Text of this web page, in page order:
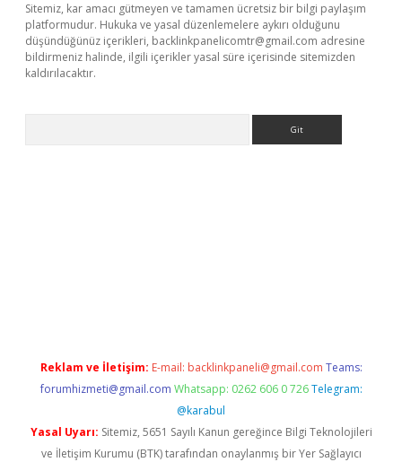
Sitemiz, kar amacı gütmeyen ve tamamen ücretsiz bir bilgi paylaşım
platformudur. Hukuka ve yasal düzenlemelere aykırı olduğunu
düşündüğünüz içerikleri, backlinkpanelicomtr@gmail.com adresine
bildirmeniz halinde, ilgili içerikler yasal süre içerisinde sitemizden
kaldırılacaktır.
Reklam ve İletişim: E-mail: backlinkpaneli@gmail.com Teams:
forumhizmeti@gmail.com Whatsapp: 0262 606 0 726 Telegram:
@karabul
Yasal Uyarı: Sitemiz, 5651 Sayılı Kanun gereğince Bilgi Teknolojileri
ve İletişim Kurumu (BTK) tarafından onaylanmış bir Yer Sağlayıcı